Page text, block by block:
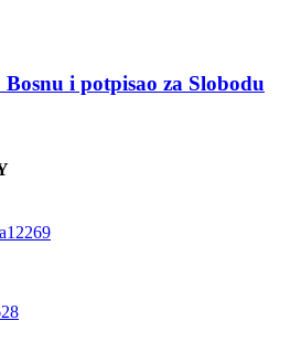
i potpisao za Slobodu
12269